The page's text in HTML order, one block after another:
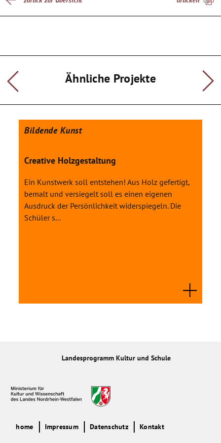
verschiedenen Werkstoffen (Holz, Ton, Gips, Papier, Wolle).
Audiomedien.
Märchen und Mythen werden erzählt, gespielt, fotografiert
und illustriert. Rituale wie der Tiertanz schamanischer Völker
Meerjungfrau ...
Mit diesem Projekt sollen neue und ungewöhnliche
Arbeits-,Sicht- und Denkweisen und
das kreative Umsetzen gefördert werden. Ganz "nebenbei"
wird das Interesse für Tiere
Ähnliche Projekte
Bildende Kunst
Creative Holzgestaltung
Ein Kunstwerk soll entstehen! Aus Holz gefertigt,
bemalt und versiegelt soll es einen eigenen
Ausdruck der Persönlichkeit widerspiegeln. Die
Schüler s...
Landesprogramm Kultur und Schule
home Impressum Datenschutz Kontakt